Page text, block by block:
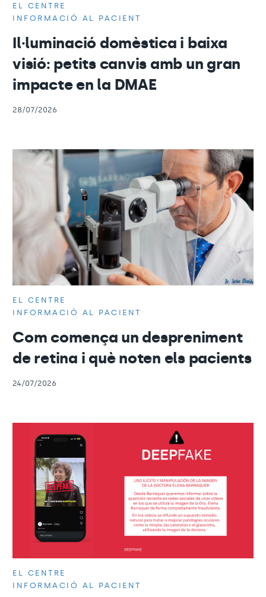
EL CENTRE
INFORMACIÓ AL PACIENT
Il·luminació domèstica i baixa
visió: petits canvis amb un gran
impacte en la DMAE
28/07/2026
EL CENTRE
INFORMACIÓ AL PACIENT
Com comença un despreniment
de retina i què noten els pacients
24/07/2026
EL CENTRE
INFORMACIÓ AL PACIENT